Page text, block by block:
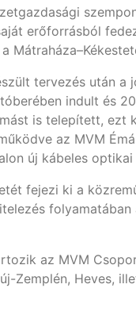
erőforrásból
tervezés után
indult és
is telepített,
az MVM
új kábeles
fejezi ki a
az MVM
Zemplén, Heves,